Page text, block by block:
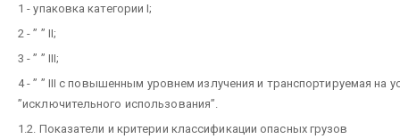
1 - упаковка категории I;
2 - ” ” II;
3 - ” ” III;
4 - ” ” III с повышенным уровнем излучения и транспортируемая на
”исключительного использования”.
1.2. Показатели и критерии классификации опасных грузов